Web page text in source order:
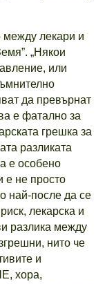
между лекари и
„Някои
или
да превърнат
е фатално за
грешка за
разликата
е особено
е не просто
най-после да се
лекарска и
разлика между
нито че
и
хора,